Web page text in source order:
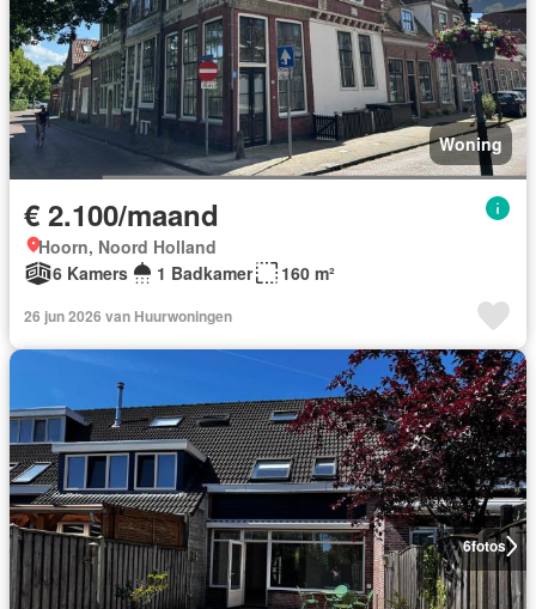
Woning
€ 2.100/maand
Hoorn, Noord Holland
6 Kamers
1 Badkamer 160 m²
26 jun 2026 van Huurwoningen
6fotos